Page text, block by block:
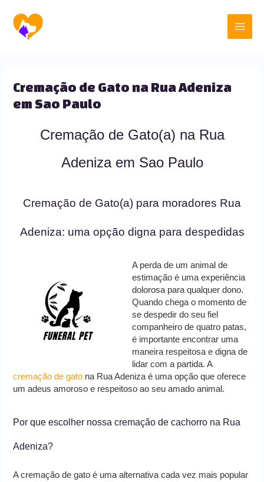
para
conteúdo
Main
Cremação de Gato na Rua Adeniza
em Sao Paulo
Cremação de Gato(a) na Rua
Adeniza em Sao Paulo
Cremação de Gato(a) para moradores Rua
Adeniza: uma opção digna para despedidas
A perda de um animal de
estimação é uma experiência
dolorosa para qualquer dono.
Quando chega o momento de
se despedir do seu fiel
companheiro de quatro patas,
é importante encontrar uma
maneira respeitosa e digna de
lidar com a partida. A
cremação de gato na Rua Adeniza é uma opção que oferece
um adeus amoroso e respeitoso ao seu amado animal.
Por que escolher nossa cremação de cachorro na Rua
Adeniza?
A cremação de gato é uma alternativa cada vez mais popular